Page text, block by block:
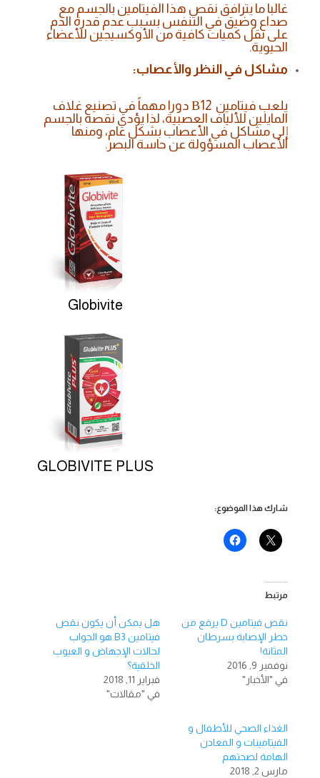
غالبا ما يترافق نقص هذا الفيتامين بالجسم مع
صداع وضيق في التنفس بسبب عدم قدرة الدم
على نقل كميات كافية من الأوكسيجين للأعضاء
الحيوية.
مشاكل في النظر والأعصاب:
يلعب فيتامين В12 دورا مهماً في تصنيع غلاف
المايلين للألياف العصبية، لذا يؤدي نقصه بالجسم
إلى مشاكل في الأعصاب بشكل عام، ومنها
الأعصاب المسؤولة عن حاسة البصر.
Globivite
GLOBIVITE PLUS
شارك هذا الموضوع:
مرتبط
نقص فيتامين D يرفع من
خطر الإصابة بسرطان
المثانة!
نوفمبر 9, 2016
في "الأخبار"
هل يمكن أن يكون نقص
فيتامين B3 هو الجواب
لحالات الإجهاض و العيوب
الخلقية؟
فبراير 11, 2018
في "مقالات"
الغذاء الصحي للأطفال و
الفيتامينات و المعادن
الهامة لصحتهم
مارس 2, 2018